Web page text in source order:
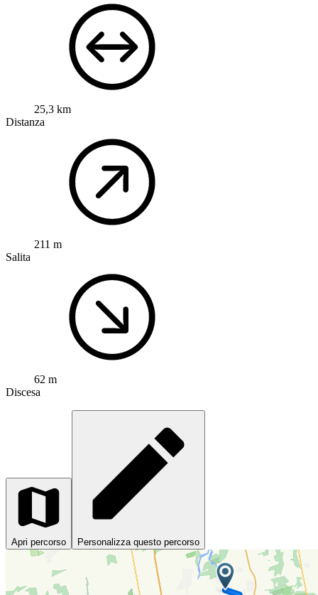
25,3 km
Distanza
211 m
Salita
62 m
Discesa
Apri percorso Personalizza questo percorso